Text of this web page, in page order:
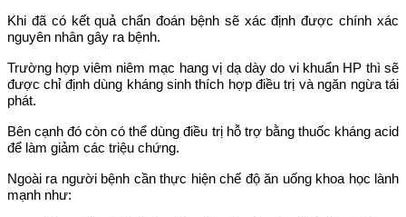
Khi đã có kết quả chẩn đoán bệnh sẽ xác định được chính xác
nguyên nhân gây ra bệnh.
Trường hợp viêm niêm mạc hang vị dạ dày do vi khuẩn HP thì sẽ
được chỉ định dùng kháng sinh thích hợp điều trị và ngăn ngừa tái
phát.
Bên cạnh đó còn có thể dùng điều trị hỗ trợ bằng thuốc kháng acid
để làm giảm các triệu chứng.
Ngoài ra người bệnh cần thực hiện chế độ ăn uống khoa học lành
mạnh như: